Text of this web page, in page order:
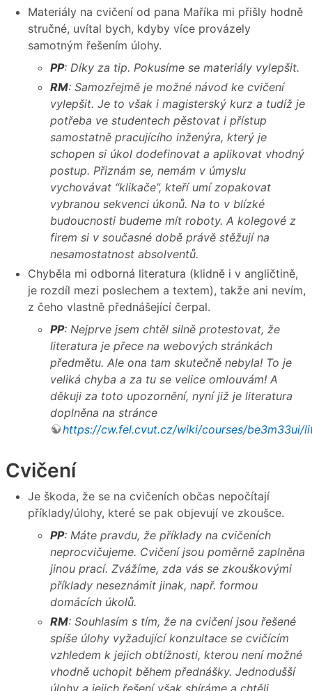
Materiály na cvičení od pana Maříka mi přišly hodně
stručné, uvítal bych, kdyby více provázely
samotným řešením úlohy.
PP: Díky za tip. Pokusíme se materiály vylepšit.
RM: Samozřejmě je možné návod ke cvičení
vylepšit. Je to však i magisterský kurz a tudíž je
potřeba ve studentech pěstovat i přístup
samostatně pracujícího inženýra, který je
schopen si úkol dodefinovat a aplikovat vhodný
postup. Přiznám se, nemám v úmyslu
vychovávat “klikače”, kteří umí zopakovat
vybranou sekvenci úkonů. Na to v blízké
budoucnosti budeme mít roboty. A kolegové z
firem si v současné době právě stěžují na
nesamostatnost absolventů.
Chyběla mi odborná literatura (klidně i v angličtině,
je rozdíl mezi poslechem a textem), takže ani nevím,
z čeho vlastně přednášející čerpal.
PP: Nejprve jsem chtěl silně protestovat, že
literatura je přece na webových stránkách
předmětu. Ale ona tam skutečně nebyla! To je
veliká chyba a za tu se velice omlouvám! A
děkuji za toto upozornění, nyní již je literatura
doplněna na stránce
https://cw.fel.cvut.cz/wiki/courses/be3m33ui/
Cvičení
Je škoda, že se na cvičeních občas nepočítají
příklady/úlohy, které se pak objevují ve zkoušce.
PP: Máte pravdu, že příklady na cvičeních
neprocvičujeme. Cvičení jsou poměrně zaplněna
jinou prací. Zvážíme, zda vás se zkouškovými
příklady neseznámit jinak, např. formou
domácích úkolů.
RM: Souhlasím s tím, že na cvičení jsou řešené
spíše úlohy vyžadující konzultace se cvičícím
vzhledem k jejich obtížnosti, kterou není možné
vhodně uchopit během přednášky. Jednodušší